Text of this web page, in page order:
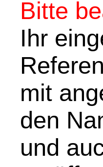
Bitte
Ihr
mit
den
und